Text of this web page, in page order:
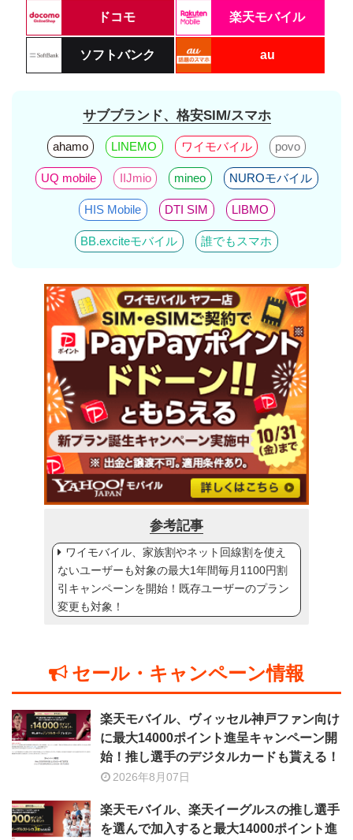
ドコモ 楽天モバイル
ソフトバンク au
サブブランド、格安SIM/スマホ
ahamo LINEMO ワイモバイル povo
UQ mobile IIJmio mineo NUROモバイル
HIS Mobile DTI SIM LIBMO
BB.exciteモバイル 誰でもスマホ
参考記事
ワイモバイル、家族割やネット回線割を使え
ないユーザーも対象の最大1年間毎月1100円割
引キャンペーンを開始！既存ユーザーのプラン
変更も対象！
セール・キャンペーン情報
楽天モバイル、ヴィッセル神戸ファン向け
に最大14000ポイント進呈キャンペーン開
始！推し選手のデジタルカードも貰える！
2026年8月07日
楽天モバイル、楽天イーグルスの推し選手
を選んで加入すると最大14000ポイント進